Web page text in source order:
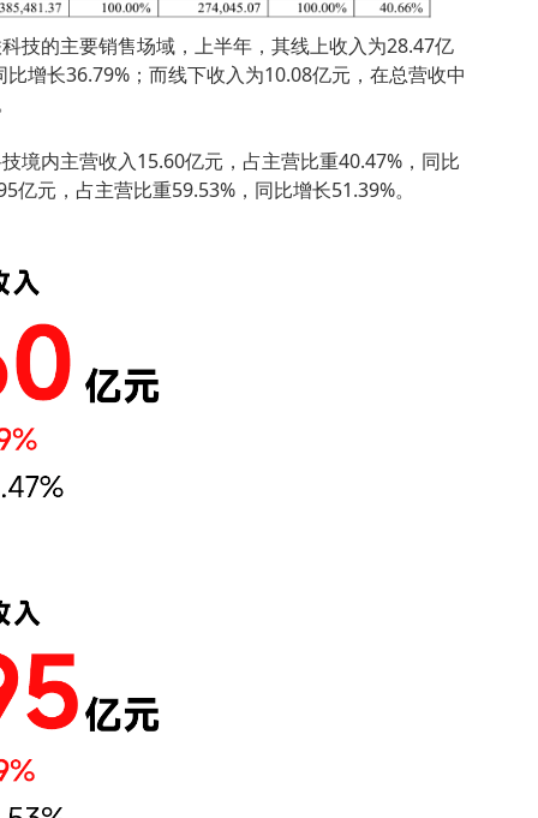
技的主要销售场域，上半年，其线上收入为28.47亿
增长36.79%；而线下收入为10.08亿元，在总营收中
境内主营收入15.60亿元，占主营比重40.47%，同比
亿元，占主营比重59.53%，同比增长51.39%。